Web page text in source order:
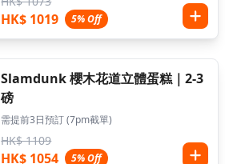
HK$ 1019 5% Off
Slamdunk 櫻木花道立體蛋糕｜2-3
磅
需提前3日預訂 (7pm截單)
HK$ 1109
HK$ 1054 5% Off